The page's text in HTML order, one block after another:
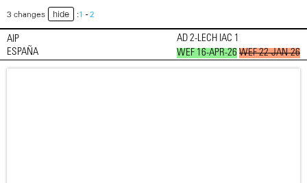
3 changes hide :1 -2
AIP
ESPAÑA
AD 2-LECH IAC 1
WEF 16-APR-26 WEF 22-JAN-26